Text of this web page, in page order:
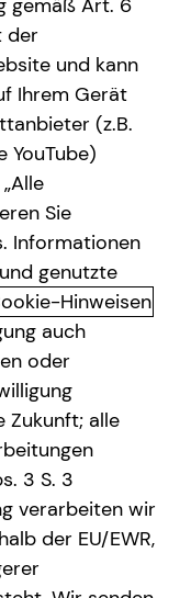
in
und genau deshalb
sagt, worauf
keine leeren
fundierte
Finanzstrategie,
Quantität.
eine
stattfindet. Mein
zu unterstützen,
zu nutzen – sei es
gemäß Art. 6
der
und kann
Ihrem Gerät
(z.B.
YouTube)
Sie
Informationen
genutzte
Hinweisen
auch
oder
Zukunft; alle
3 S. 3
verarbeiten wir
der EU/EWR,